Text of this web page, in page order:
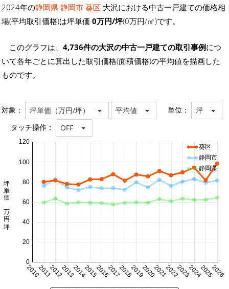
2024年の静岡県 静岡市 葵区 大沢における中古一戸建ての価格相
場(平均取引価格)は坪単価 0万円/坪(0万円/㎡)です。
このグラフは、 4,736件の大沢の中古一戸建ての取引事例につ
いて各年ごとに算出した取引価格(面積価格)の平均値を描画した
ものです。
対象： 坪単価（万円/坪） 平均値 単位： 坪
タッチ操作： OFF
20102011201220132014201520162017201820192020202120222023202420252026
0
20
40
60
80
100
120
坪単価 万円/坪
葵区
静岡市
静岡県